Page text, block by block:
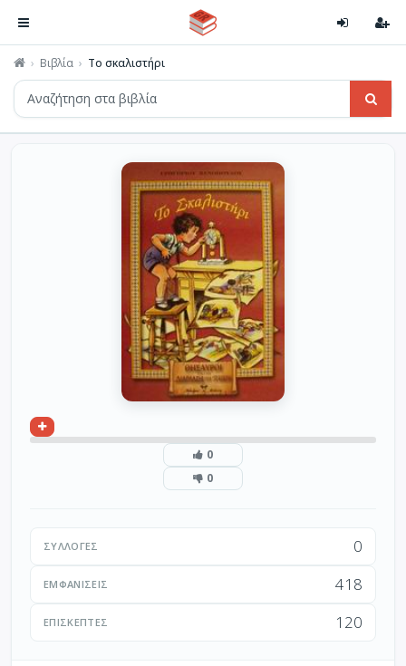
Βιβλία Το σκαλιστήρι
0
0
ΣΥΛΛΟΓΈΣ 0
ΕΜΦΑΝΊΣΕΙΣ 418
ΕΠΙΣΚΈΠΤΕΣ 120